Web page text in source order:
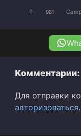
0 981
Комментарии:
Для отправки
авторизоваться.